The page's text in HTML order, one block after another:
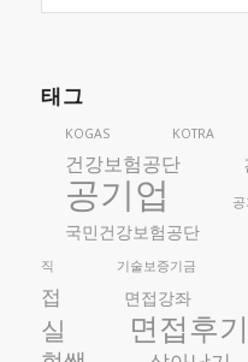
태그
KOGAS KOTRA
건강보험공단
공기업
국민건강보험공단
직
기술보증기금
접
면접강좌
실
면접후기